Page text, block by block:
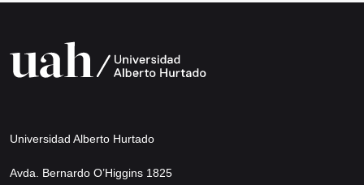
Universidad Alberto Hurtado
Avda. Bernardo O’Higgins 1825